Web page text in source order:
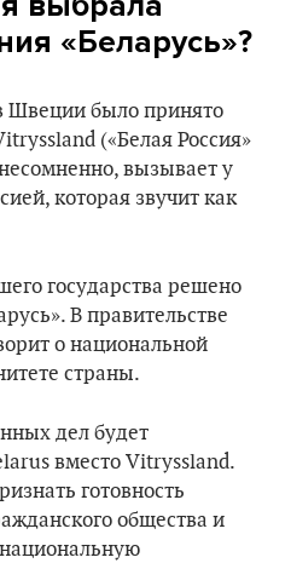
«Беларусь»?
Швеции было принято
(«Белая Россия»
вызывает у
которая звучит как
государства решено
В правительстве
о национальной
страны.
дел будет
вместо Vitryssland.
готовность
общества и